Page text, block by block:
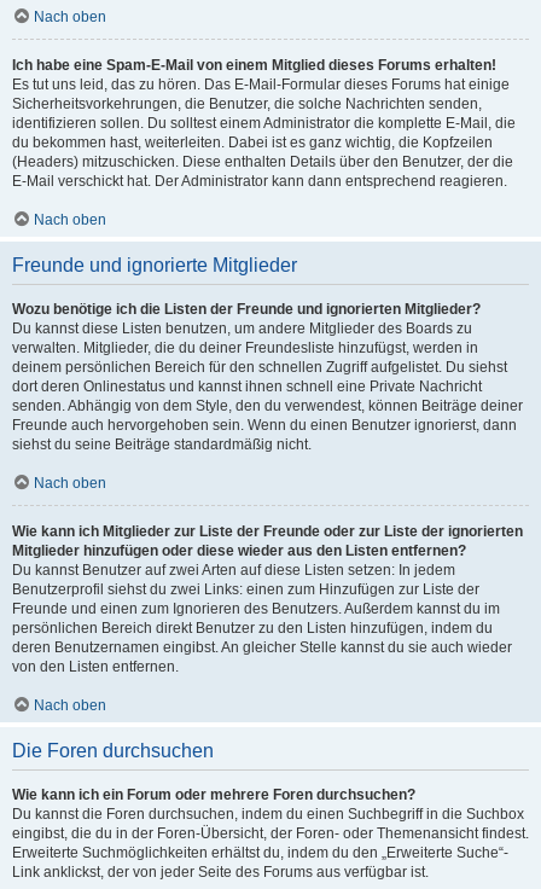
Nach oben
Ich habe eine Spam-E-Mail von einem Mitglied dieses Forums erhalten!
Es tut uns leid, das zu hören. Das E-Mail-Formular dieses Forums hat einige
Sicherheitsvorkehrungen, die Benutzer, die solche Nachrichten senden,
identifizieren sollen. Du solltest einem Administrator die komplette E-Mail, die
du bekommen hast, weiterleiten. Dabei ist es ganz wichtig, die Kopfzeilen
(Headers) mitzuschicken. Diese enthalten Details über den Benutzer, der die
E-Mail verschickt hat. Der Administrator kann dann entsprechend reagieren.
Nach oben
Freunde und ignorierte Mitglieder
Wozu benötige ich die Listen der Freunde und ignorierten Mitglieder?
Du kannst diese Listen benutzen, um andere Mitglieder des Boards zu
verwalten. Mitglieder, die du deiner Freundesliste hinzufügst, werden in
deinem persönlichen Bereich für den schnellen Zugriff aufgelistet. Du siehst
dort deren Onlinestatus und kannst ihnen schnell eine Private Nachricht
senden. Abhängig von dem Style, den du verwendest, können Beiträge deiner
Freunde auch hervorgehoben sein. Wenn du einen Benutzer ignorierst, dann
siehst du seine Beiträge standardmäßig nicht.
Nach oben
Wie kann ich Mitglieder zur Liste der Freunde oder zur Liste der ignorierten
Mitglieder hinzufügen oder diese wieder aus den Listen entfernen?
Du kannst Benutzer auf zwei Arten auf diese Listen setzen: In jedem
Benutzerprofil siehst du zwei Links: einen zum Hinzufügen zur Liste der
Freunde und einen zum Ignorieren des Benutzers. Außerdem kannst du im
persönlichen Bereich direkt Benutzer zu den Listen hinzufügen, indem du
deren Benutzernamen eingibst. An gleicher Stelle kannst du sie auch wieder
von den Listen entfernen.
Nach oben
Die Foren durchsuchen
Wie kann ich ein Forum oder mehrere Foren durchsuchen?
Du kannst die Foren durchsuchen, indem du einen Suchbegriff in die Suchbox
eingibst, die du in der Foren-Übersicht, der Foren- oder Themenansicht findest.
Erweiterte Suchmöglichkeiten erhältst du, indem du den „Erweiterte Suche“-
Link anklickst, der von jeder Seite des Forums aus verfügbar ist.